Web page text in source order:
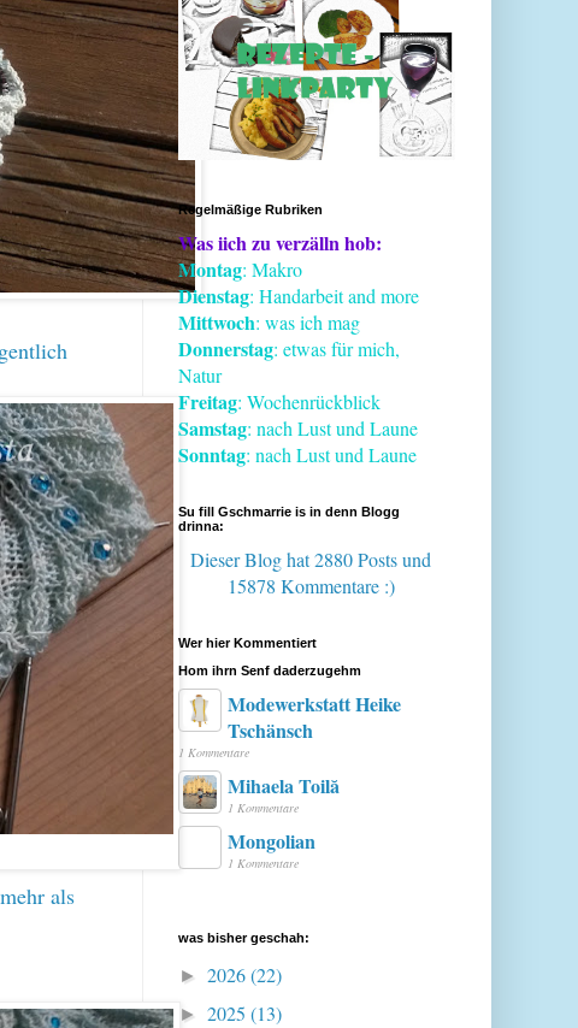
als
Regelmäßige Rubriken
Was iich zu verzälln hob:
Montag: Makro
Dienstag: Handarbeit and more
Mittwoch: was ich mag
Donnerstag: etwas für mich,
Natur
Freitag: Wochenrückblick
Samstag: nach Lust und Laune
Sonntag: nach Lust und Laune
Su fill Gschmarrie is in denn Blogg
drinna:
Dieser Blog hat 2880 Postsund
15878 Kommentare :)
Wer hier Kommentiert
Hom ihrn Senf daderzugehm
Modewerkstatt Heike
Tschänsch
1 Kommentare
Mihaela Toilă
1 Kommentare
Mongolian
1 Kommentare
was bisher geschah:
► 2026(22)
► 2025 (13)